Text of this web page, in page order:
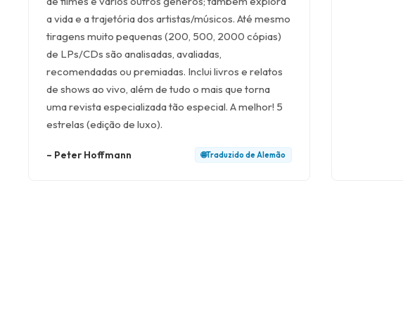
a vida e a trajetória dos artistas/músicos. Até mesmo
tiragens muito pequenas (200, 500, 2000 cópias)
de LPs/CDs são analisadas, avaliadas,
recomendadas ou premiadas. Inclui livros e relatos
de shows ao vivo, além de tudo o mais que torna
uma revista especializada tão especial. A melhor! 5
estrelas (edição de luxo).
– Peter Hoffmann 🌐Traduzido deAlemão